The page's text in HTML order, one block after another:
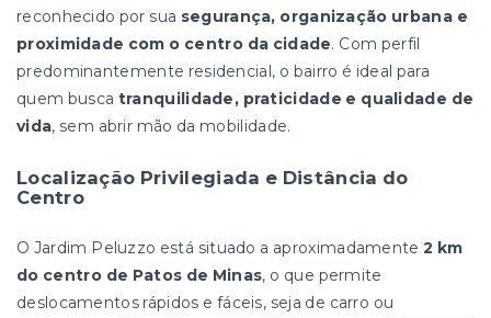
reconhecido por sua segurança, organização urbana e
proximidade com o centro da cidade. Com perfil
predominantemente residencial, o bairro é ideal para
quem busca tranquilidade, praticidade e qualidade de
vida, sem abrir mão da mobilidade.
Localização Privilegiada e Distância do
Centro
O Jardim Peluzzo está situado a aproximadamente2 km
do centro de Patos de Minas, o que permite
deslocamentos rápidos e fáceis, seja de carro ou